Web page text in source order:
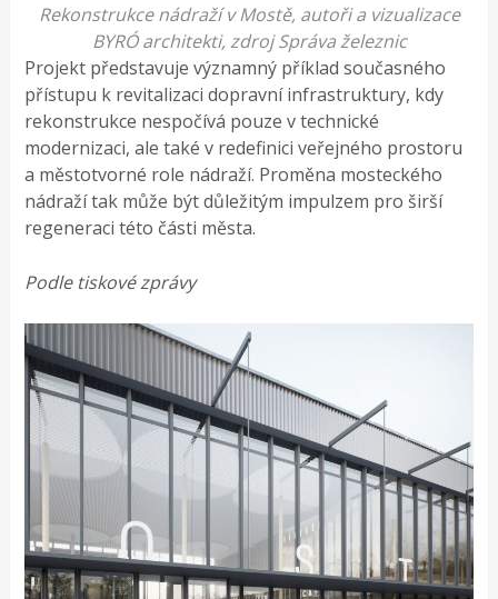
Rekonstrukce nádraží v Mostě, autoři a vizualizace
BYRÓ architekti, zdroj Správa železnic
Projekt představuje významný příklad současného
přístupu k revitalizaci dopravní infrastruktury, kdy
rekonstrukce nespočívá pouze v technické
modernizaci, ale také v redefinici veřejného prostoru
a městotvorné role nádraží. Proměna mosteckého
nádraží tak může být důležitým impulzem pro širší
regeneraci této části města.
Podle tiskové zprávy